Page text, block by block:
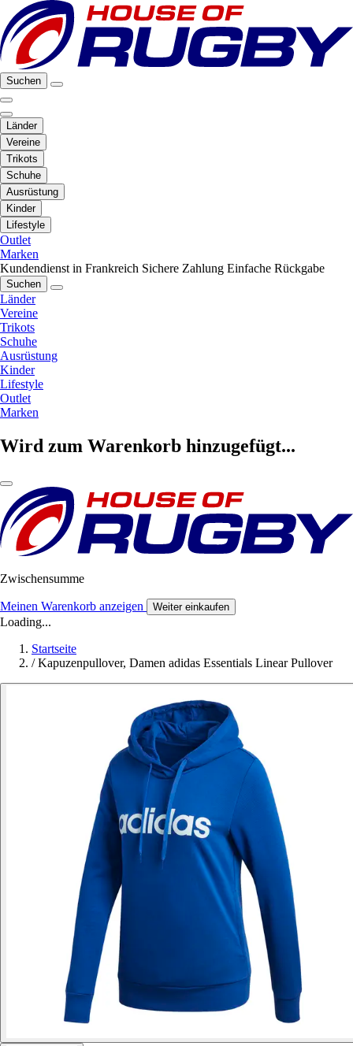
Suchen
Länder
Vereine
Trikots
Schuhe
Ausrüstung
Kinder
Lifestyle
Outlet
Marken
Kundendienst in Frankreich Sichere Zahlung Einfache Rückgabe
Suchen
Länder
Vereine
Trikots
Schuhe
Ausrüstung
Kinder
Lifestyle
Outlet
Marken
Wird zum Warenkorb hinzugefügt...
Zwischensumme
Meinen Warenkorb anzeigen Weiter einkaufen
Loading...
Startseite
/ Kapuzenpullover, Damen adidas Essentials Linear Pullover